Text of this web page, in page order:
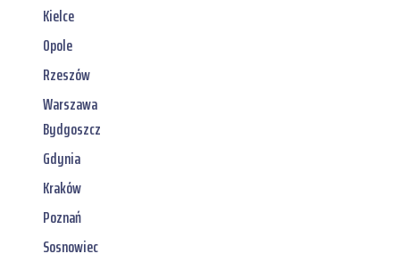
Kielce
Opole
Rzeszów
Warszawa
Bydgoszcz
Gdynia
Kraków
Poznań
Sosnowiec